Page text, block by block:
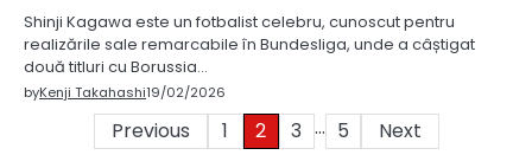
Shinji Kagawa este un fotbalist celebru, cunoscut pentru
realizările sale remarcabile în Bundesliga, unde a câștigat
două titluri cu Borussia…
byKenji Takahashi19/02/2026
Previous 1 2 3 … 5 Next